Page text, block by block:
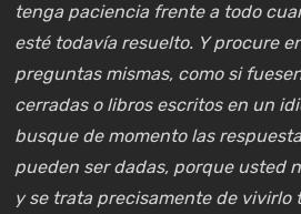
tenga paciencia frente a todo
esté todavía resuelto. Y procure
preguntas mismas, como si
cerradas o libros escritos en un
busque de momento las
pueden ser dadas, porque usted
y se trata precisamente de vivirlo